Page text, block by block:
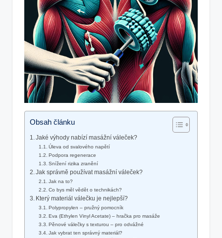
Obsah článku
Jaké výhody nabízí masážní váleček?
Úleva od svalového napětí
Podpora regenerace
Snížení rizika zranění
Jak správně používat masážní váleček?
Jak na to?
Co bys měl vědět o technikách?
Který materiál válečku je nejlepší?
Polypropylen – pružný pomocník
Eva (Ethylen Vinyl Acetate) – hračka pro masáže
Pěnové válečky s texturou – pro odvážné
Jak vybrat ten správný materiál?